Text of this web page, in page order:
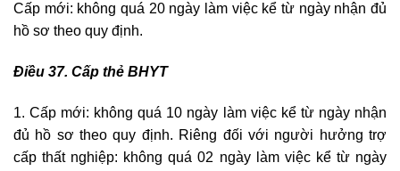
Cấp mới: không quá 20 ngày làm việc kể từ ngày nhận đủ
hồ sơ theo quy định.
Điều 37. Cấp thẻ BHYT
1. Cấp mới: không quá 10 ngày làm việc kể từ ngày nhận
đủ hồ sơ theo quy định. Riêng đối với người hưởng trợ
cấp thất nghiệp: không quá 02 ngày làm việc kể từ ngày